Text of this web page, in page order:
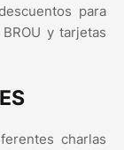
para
y tarjetas
charlas